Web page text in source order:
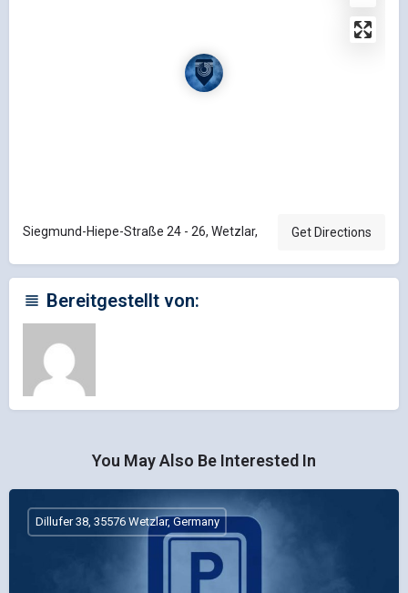
Siegmund-Hiepe-Straße 24 - 26, Wetzlar, Get Directions
Bereitgestellt von:
You May Also Be Interested In
Dillufer 38, 35576 Wetzlar, Germany